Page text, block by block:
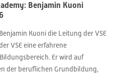
Benjamin Kuoni
Kuoni die Leitung der VSE
VSE eine erfahrene
Er wird auf
der beruflichen Grundbildung,